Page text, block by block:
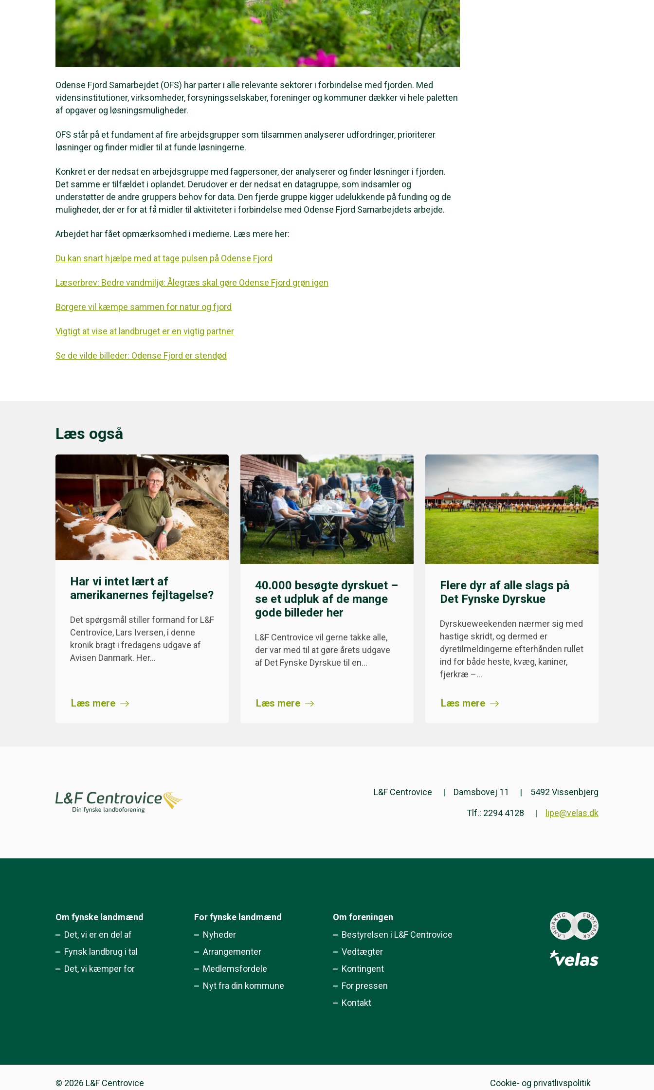
Odense Fjord Samarbejdet (OFS) har parter i alle relevante sektorer i forbindelse med fjorden. Med
vidensinstitutioner, virksomheder, forsyningsselskaber, foreninger og kommuner dækker vi hele paletten
af opgaver og løsningsmuligheder.
OFS står på et fundament af fire arbejdsgrupper som tilsammen analyserer udfordringer, prioriterer
løsninger og finder midler til at funde løsningerne.
Konkret er der nedsat en arbejdsgruppe med fagpersoner, der analyserer og finder løsninger i fjorden.
Det samme er tilfældet i oplandet. Derudover er der nedsat en datagruppe, som indsamler og
understøtter de andre gruppers behov for data. Den fjerde gruppe kigger udelukkende på funding og de
muligheder, der er for at få midler til aktiviteter i forbindelse med Odense Fjord Samarbejdets arbejde.
Arbejdet har fået opmærksomhed i medierne. Læs mere her:
Du kan snart hjælpe med at tage pulsen på Odense Fjord
Læserbrev: Bedre vandmiljø: Ålegræs skal gøre Odense Fjord grøn igen
Borgere vil kæmpe sammen for natur og fjord
Vigtigt at vise at landbruget er en vigtig partner
Se de vilde billeder: Odense Fjord er stendød
Læs også
Har vi intet lært af
amerikanernes fejltagelse?
Det spørgsmål stiller formand for L&F
Centrovice, Lars Iversen, i denne
kronik bragt i fredagens udgave af
Avisen Danmark. Her…
Læs mere
40.000 besøgte dyrskuet –
se et udpluk af de mange
gode billeder her
L&F Centrovice vil gerne takke alle,
der var med til at gøre årets udgave
af Det Fynske Dyrskue til en…
Læs mere
Flere dyr af alle slags på
Det Fynske Dyrskue
Dyrskueweekenden nærmer sig med
hastige skridt, og dermed er
dyretilmeldingerne efterhånden rullet
ind for både heste, kvæg, kaniner,
fjerkræ –…
Læs mere
L&F Centrovice Damsbovej 11 5492 Vissenbjerg
Tlf.: 2294 4128 lipe@velas.dk
Om fynske landmænd
Det, vi er en del af
Fynsk landbrug i tal
Det, vi kæmper for
For fynske landmænd
Nyheder
Arrangementer
Medlemsfordele
Nyt fra din kommune
Om foreningen
Bestyrelsen i L&F Centrovice
Vedtægter
Kontingent
For pressen
Kontakt
© 2026 L&F Centrovice Cookie- og privatlivspolitik